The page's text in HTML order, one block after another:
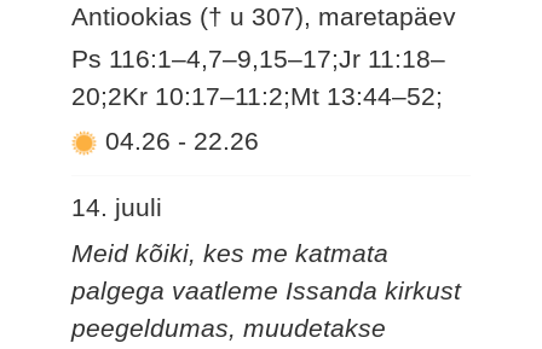
Antiookias († u 307), maretapäev
Ps 116:1–4,7–9,15–17;Jr 11:18–
20;2Kr 10:17–11:2;Mt 13:44–52;
04.26 - 22.26
14. juuli
Meid kõiki, kes me katmata
palgega vaatleme Issanda kirkust
peegeldumas, muudetakse